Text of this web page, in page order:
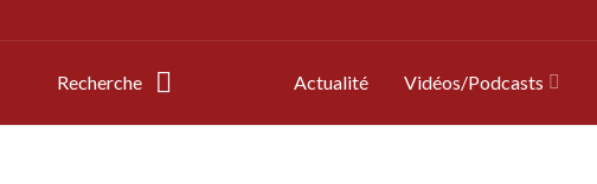
Recherche Actualité Vidéos/Podcasts